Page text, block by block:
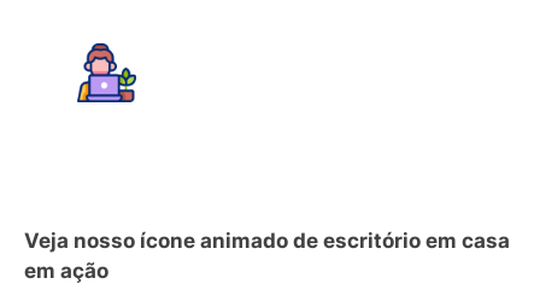
Veja nosso ícone animado de escritório em casa
em ação